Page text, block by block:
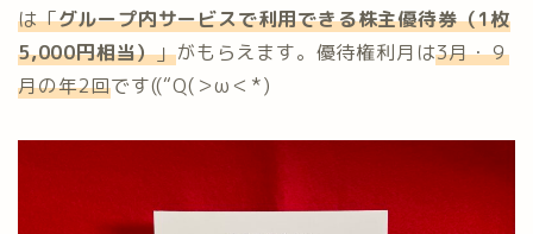
は「グループ内サービスで利用できる株主優待券（1枚
5,000円相当）」がもらえます。優待権利月は3月・９
月の年2回です((“Q(＞ω＜*)